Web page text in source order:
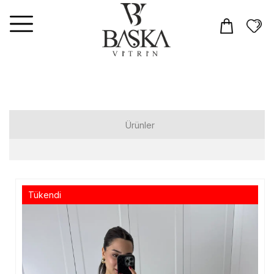
Ürünler
Takım
Tükendi